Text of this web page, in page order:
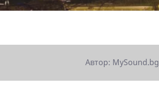
Автор: MySound.bg